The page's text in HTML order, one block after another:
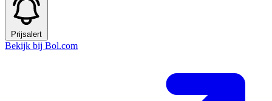
Prijsalert
Bekijk bij Bol.com